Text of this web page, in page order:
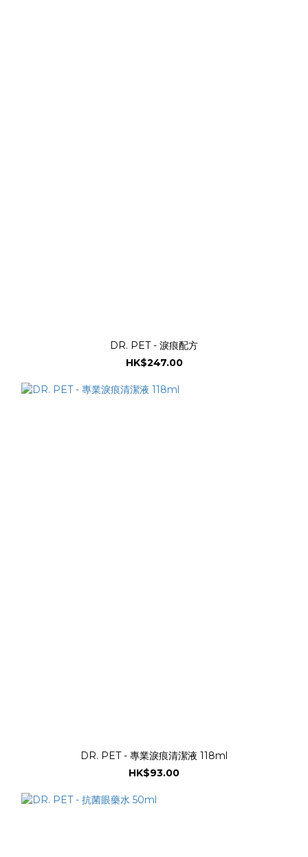
DR. PET - 淚痕配方
HK$247.00
DR. PET - 專業淚痕清潔液 118ml
HK$93.00